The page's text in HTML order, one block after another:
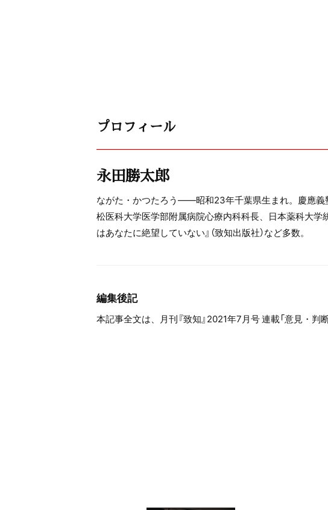
プロフィール
永田勝太郎
ながた・かつたろう――昭和23年千葉県生まれ。慶應義
松医科大学医学部附属病院心療内科科長、日本薬科大
はあなたに絶望していない』（致知出版社）など多数。
編集後記
本記事全文は、月刊『致知』2021年7月号 連載「意見・判